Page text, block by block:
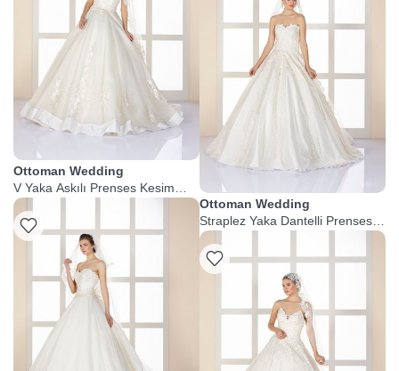
Ottoman Wedding
V Yaka Askılı Prenses Kesim
Gelinlik
Ottoman Wedding
Straplez Yaka Dantelli Prenses
Gelinlik